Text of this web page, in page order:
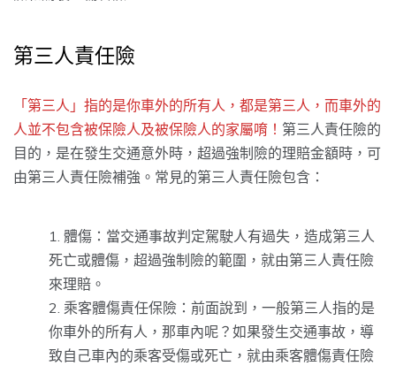
第三人責任險
「第三人」指的是你車外的所有人，都是第三人，而車外的
人並不包含被保險人及被保險人的家屬唷！ 第三人責任險的
目的，是在發生交通意外時，超過強制險的理賠金額時，可
由第三人責任險補強。常見的第三人責任險包含：
體傷：當交通事故判定駕駛人有過失，造成第三人
死亡或體傷，超過強制險的範圍，就由第三人責任險
來理賠。
乘客體傷責任保險：前面說到，一般第三人指的是
你車外的所有人，那車內呢？如果發生交通事故，導
致自己車內的乘客受傷或死亡，就由乘客體傷責任險